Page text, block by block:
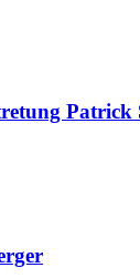
Patrick